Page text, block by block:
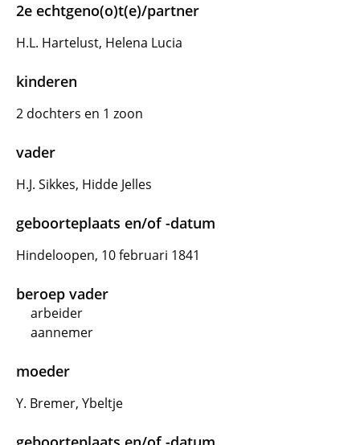
2e echtgeno(o)t(e)/partner
H.L. Hartelust, Helena Lucia
kinderen
2 dochters en 1 zoon
vader
H.J. Sikkes, Hidde Jelles
geboorteplaats en/of -datum
Hindeloopen, 10 februari 1841
beroep vader
arbeider
aannemer
moeder
Y. Bremer, Ybeltje